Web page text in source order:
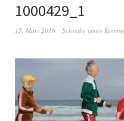
1000429_1
15. März 2016 Schreibe einen